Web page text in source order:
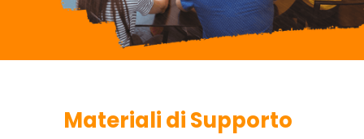
Materiali di Supporto